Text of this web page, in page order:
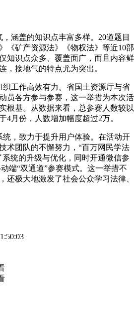
涵盖的知识点丰富多样。20道题目
《矿产资源法》《物权法》等近10部
知识点众多、覆盖面广，而且内容鲜
，接地气的特点尤为突出。
织工作高效有力。省国土资源厅与省
员各方参与参赛，这一举措为本次活
根基。从数据来看，总参赛人数较以
4月份，人数增加幅度超过2万。
，致力于提升用户体验。在活动开
术团队的不懈努力，“百万网民学法
统的升级与优化，同时开通微信参
端“双通道”参赛模式。这一举措不
还极大地激发了社会公众学习法律、